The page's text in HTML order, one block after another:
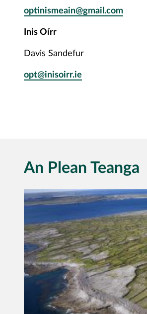
optinismeain@gmail.com
Inis Oírr
Davis Sandefur
opt@inisoirr.ie
An Plean Teanga